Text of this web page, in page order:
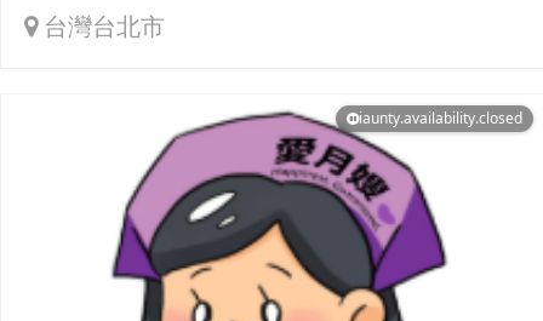
台灣台北市
iaunty.availability.closed